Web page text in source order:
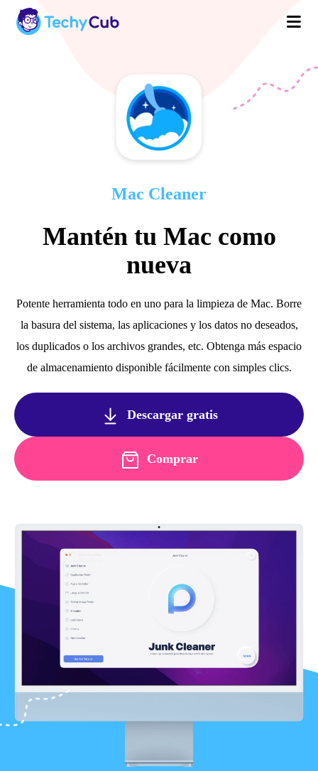
Mac Cleaner
Mantén tu Mac como
nueva
Potente herramienta todo en uno para la limpieza de Mac. Borre
la basura del sistema, las aplicaciones y los datos no deseados,
los duplicados o los archivos grandes, etc. Obtenga más espacio
de almacenamiento disponible fácilmente con simples clics.
Descargar gratis
Comprar